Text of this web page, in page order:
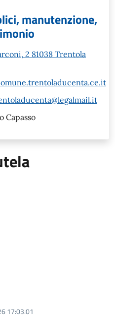
manutenzione,
2 81038 Trentola
Capasso
17:03.01